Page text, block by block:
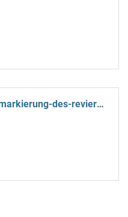
duettgesang-der-indris-zur-markierung-des-reviers.ogg